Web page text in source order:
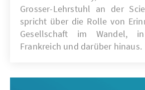
Grosser-Lehrstuhl an der
spricht über die Rolle von
Gesellschaft im Wandel,
Frankreich und darüber hinaus.